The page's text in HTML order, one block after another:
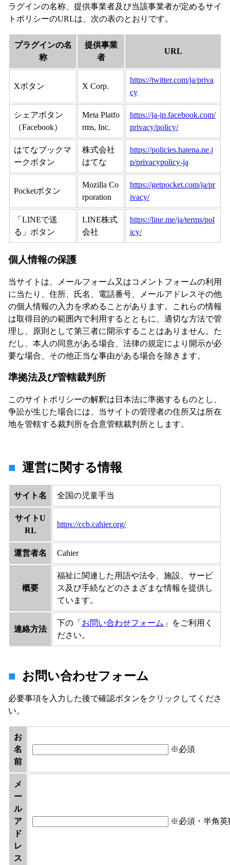
ラグインの名称、提供事業者及び当該事業者が定めるサイ
トポリシーのURLは、次の表のとおりです。
プラグインの名
称
提供事業
者
URL
Xボタン X Corp.
https://twitter.com/ja/priva
cy
シェアボタン
（Facebook）
Meta Platfo
rms, Inc.
https://ja-jp.facebook.com/
privacy/policy/
はてなブックマ
ークボタン
株式会社
はてな
https://policies.hatena.ne.j
p/privacypolicy-ja
Pocketボタン
Mozilla Co
rporation
https://getpocket.com/ja/pr
ivacy/
「LINEで送
る」ボタン
LINE株式
会社
https://line.me/ja/terms/pol
icy/
個人情報の保護
当サイトは、メールフォーム又はコメントフォームの利用
に当たり、住所、氏名、電話番号、メールアドレスその他
の個人情報の入力を求めることがあります。これらの情報
は取得目的の範囲内で利用するとともに、適切な方法で管
理し、原則として第三者に開示することはありません。た
だし、本人の同意がある場合、法律の規定により開示が必
要な場合、その他正当な事由がある場合を除きます。
準拠法及び管轄裁判所
このサイトポリシーの解釈は日本法に準拠するものとし、
争訟が生じた場合には、当サイトの管理者の住所又は所在
地を管轄する裁判所を合意管轄裁判所とします。
運営に関する情報
サイト名 全国の児童手当
サイトU
RL
https://ccb.cahier.org/
運営者名 Cahier
概要
福祉に関連した用語や法令、施設、サービ
ス及び手続などのさまざまな情報を提供し
ています。
連絡方法
下の「 お問い合わせフォーム 」をご利用く
ださい。
お問い合わせフォーム
必要事項を入力した後で確認ボタンをクリックしてくださ
い。
お
名
前
※必須
メ
ー
ル
ア
ド
レ
ス
※必須・半角英